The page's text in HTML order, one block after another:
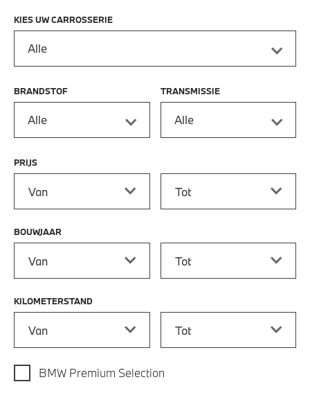
KIES UW CARROSSERIE
Alle
BRANDSTOF
Alle
TRANSMISSIE
Alle
PRIJS
BOUWJAAR
KILOMETERSTAND
BMW Premium Selection